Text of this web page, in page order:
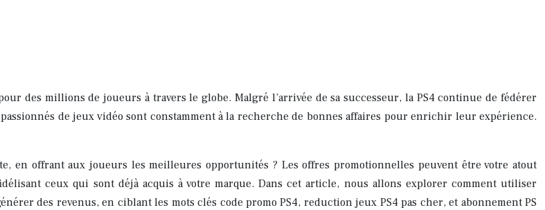
des millions de joueurs à travers le globe. Malgré l’arrivée de sa successeur, la PS4 continue de fédérer
de jeux vidéo sont constamment à la recherche de bonnes affaires pour enrichir leur expérience.
en offrant aux joueurs les meilleures opportunités ? Les offres promotionnelles peuvent être votre atout
ceux qui sont déjà acquis à votre marque. Dans cet article, nous allons explorer comment utiliser
des revenus, en ciblant les mots clés code promo PS4, reduction jeux PS4 pas cher, et abonnement PS